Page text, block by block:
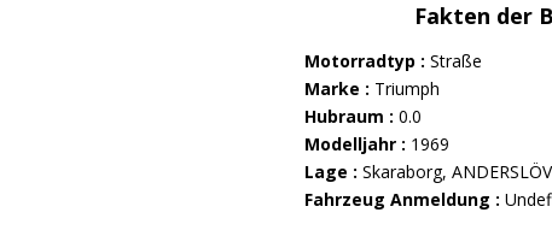
Fakten der
Motorradtyp : Straße
Marke : Triumph
Hubraum : 0.0
Modelljahr : 1969
Lage : Skaraborg, ANDERSLÖV
Fahrzeug Anmeldung :